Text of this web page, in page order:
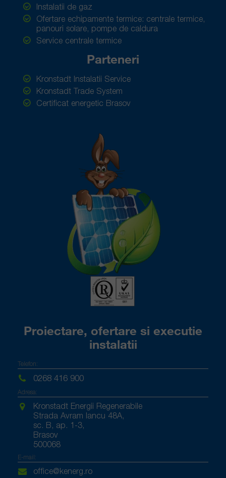
Instalatii de gaz
Ofertare echipamente termice: centrale termice,
panouri solare, pompe de caldura
Service centrale termice
Parteneri
Kronstadt Instalatii Service
Kronstadt Trade System
Certificat energetic Brasov
Proiectare, ofertare si executie
instalatii
Telefon:
0268 416 900
Adresa:
Kronstadt Energii Regenerabile
Strada Avram Iancu 48A,
sc. B, ap. 1-3,
Brasov
500068
E-mail:
office@kenerg.ro